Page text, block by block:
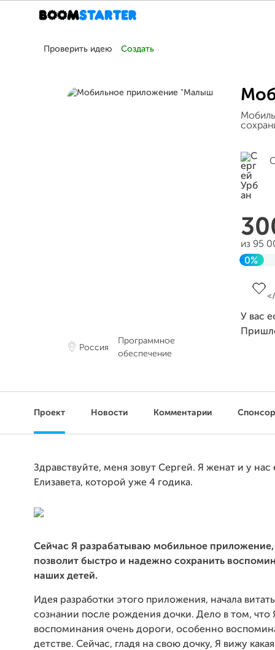
Проверить идею Создать
Россия
Программное
обеспечение
из 95
0%
У вас
Проект Новости Комментарии
Здравствуйте, меня зовут Сергей. Я женат и у нас
Елизавета, которой уже 4 годика.
Сейчас Я разрабатываю мобильное
позволит быстро и надежно сохранить
наших детей.
Идея разработки этого приложения, начала
сознании после рождения дочки. Дело в том, что
воспоминания очень дороги, особенно
детстве. Сейчас, гладя на свою дочку, Я вижу какая